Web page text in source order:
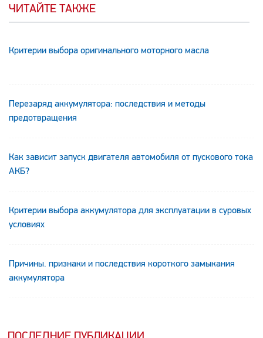
ЧИТАЙТЕ ТАКЖЕ
Критерии выбора оригинального моторного масла
Перезаряд аккумулятора: последствия и методы
предотвращения
Как зависит запуск двигателя автомобиля от пускового тока
АКБ?
Критерии выбора аккумулятора для эксплуатации в суровых
условиях
Причины. признаки и последствия короткого замыкания
аккумулятора